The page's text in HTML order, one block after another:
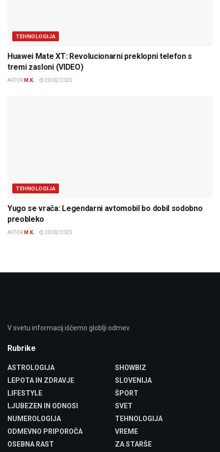
TEHNOLOGIJA
Huawei Mate XT: Revolucionarni preklopni telefon s
tremi zasloni (VIDEO)
AVTOR M.K. 20/02/2025
TEHNOLOGIJA
Yugo se vrača: Legendarni avtomobil bo dobil sodobno
preobleko
AVTOR M.K. 20/02/2025
V svetu informacij iščemo globlji odmev.
Rubrike
ASTROLOGIJA
LEPOTA IN ZDRAVJE
LIFESTYLE
LJUBEZEN IN ODNOSI
NUMEROLOGIJA
ODMEVNO PRIPOROČA
OSEBNA RAST
SHOWBIZ
SLOVENIJA
ŠPORT
SVET
TEHNOLOGIJA
VREME
ZA STARŠE